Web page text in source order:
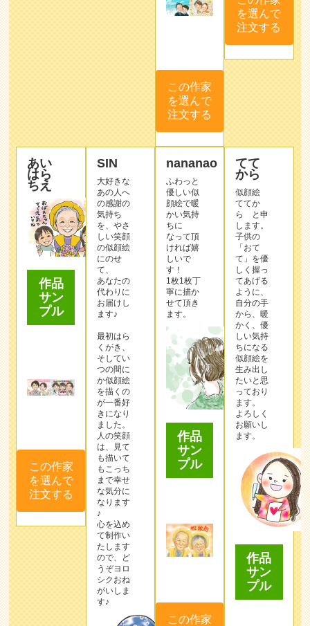
この作家
を選んで
注文する
を選んで
注文する
あい
はら
ちえ
作品
サン
プル
この作家
を選んで
注文する
SIN
大好きな
あの人へ
の感謝の
気持ち
を、やさ
しい笑顔
の似顔絵
にのせ
て、
あなたの
代わりに
お届けし
ます♪
最初はら
くがき、
そしてい
つの間に
か似顔絵
を描くの
が一番好
きになり
ました。
人の笑顔
は、見て
も描いて
もこっち
まで幸せ
な気分に
なります
♪
心を込め
て制作い
たします
ので、ど
うぞヨロ
シクおね
がいしま
す♪
nananao
ふわっと
優しい似
顔絵で暖
かい気持
ちに
なって頂
ければ嬉
しいで
す！
1枚1枚丁
寧に描か
せて頂き
ます。
作品
サン
プル
この作家
てて
から
似顔絵
ててか
ら と申
します。
子供の
「おて
て」を優
しく握っ
てあげる
ように、
自分の手
から、暖
かく、優
しい気持
ちになる
似顔絵を
生み出し
たいと思
っており
ます。
よろしく
お願いし
ます。
作品
サン
プル